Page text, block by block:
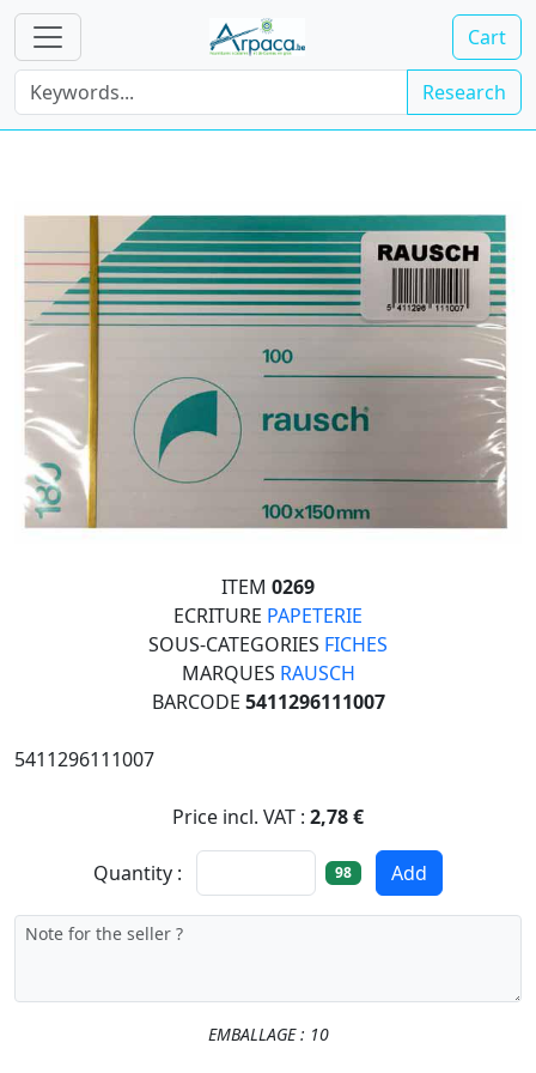
Cart
Research
ITEM 0269
ECRITURE PAPETERIE
SOUS-CATEGORIES FICHES
MARQUES RAUSCH
BARCODE 5411296111007
5411296111007
Price incl. VAT : 2,78 €
Quantity : 98 Add
EMBALLAGE : 10